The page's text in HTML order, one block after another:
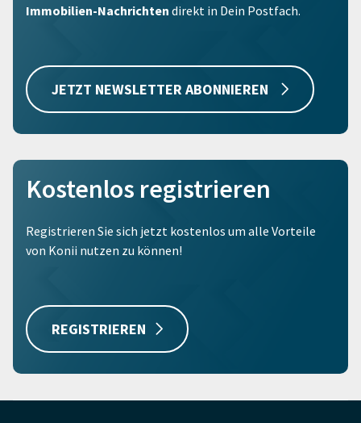
Immobilien-Nachrichten direkt in Dein Postfach.
JETZT NEWSLETTER ABONNIEREN
Kostenlos registrieren
Registrieren Sie sich jetzt kostenlos um alle Vorteile
von Konii nutzen zu können!
REGISTRIEREN